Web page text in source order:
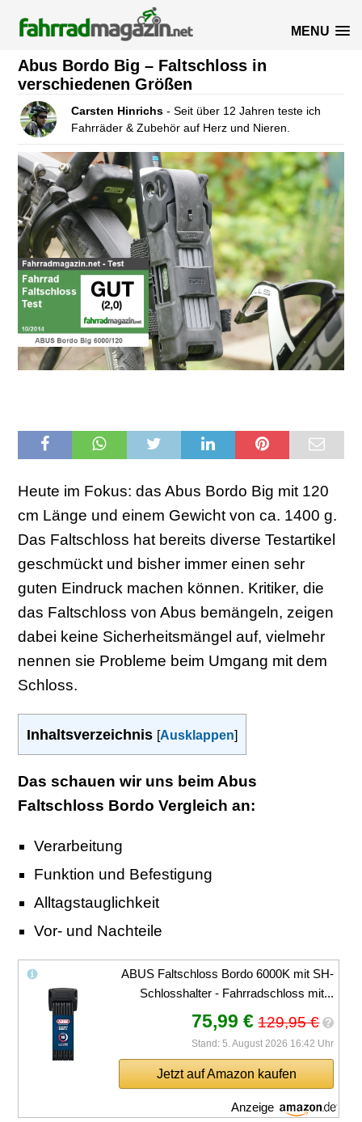
MENU
Abus Bordo Big – Faltschloss in
verschiedenen Größen
Carsten Hinrichs - Seit über 12 Jahren teste ich
Fahrräder & Zubehör auf Herz und Nieren.
Heute im Fokus: das Abus Bordo Big mit 120
cm Länge und einem Gewicht von ca. 1400 g.
Das Faltschloss hat bereits diverse Testartikel
geschmückt und bisher immer einen sehr
guten Eindruck machen können. Kritiker, die
das Faltschloss von Abus bemängeln, zeigen
dabei keine Sicherheitsmängel auf, vielmehr
nennen sie Probleme beim Umgang mit dem
Schloss.
Inhaltsverzeichnis [Ausklappen]
Das schauen wir uns beim Abus
Faltschloss Bordo Vergleich an:
Verarbeitung
Funktion und Befestigung
Alltagstauglichkeit
Vor- und Nachteile
ABUS Faltschloss Bordo 6000K mit SH-
Schlosshalter - Fahrradschloss mit...
75,99 € 129,95 € ?
Stand: 5. August 2026 16:42 Uhr
Jetzt auf Amazon kaufen
Anzeige